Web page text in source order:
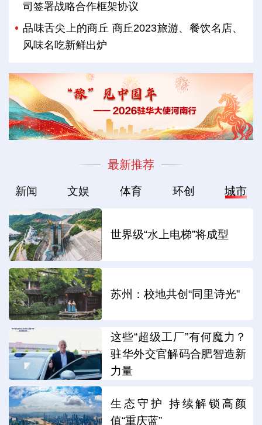
司签署战略合作框架协议
品味舌尖上的商丘 商丘2023旅游、餐饮名店、
风味名吃新鲜出炉
最新推荐
新闻 文娱 体育 环创 城市
世界级“水上电梯”将成型
苏州：校地共创“同里诗光”
这些“超级工厂”有何魔力？
驻华外交官解码合肥智造新
力量
生态守护 持续解锁高颜
值“重庆蓝”